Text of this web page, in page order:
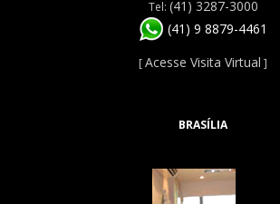
Tel: (41) 3287-3000
(41) 9 8879-4461
[Acesse Visita Virtual ]
BRASÍLIA